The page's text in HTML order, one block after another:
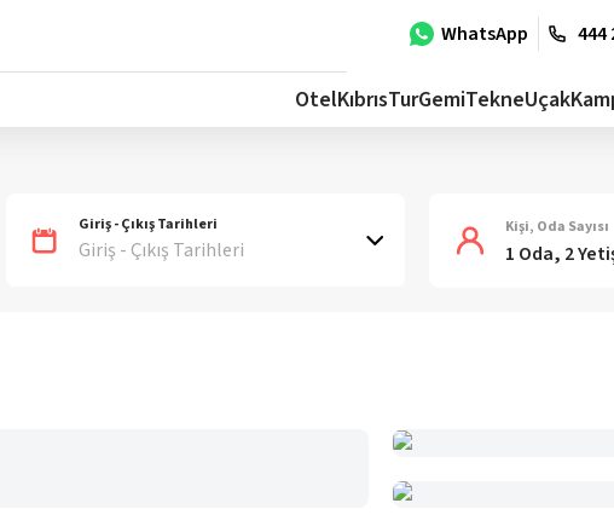
WhatsApp 444
OtelKıbrısTurGemiTekneUçak
Giriş - Çıkış Tarihleri
Giriş - Çıkış Tarihleri
Kişi, Oda Sayısı
1 Oda, 2